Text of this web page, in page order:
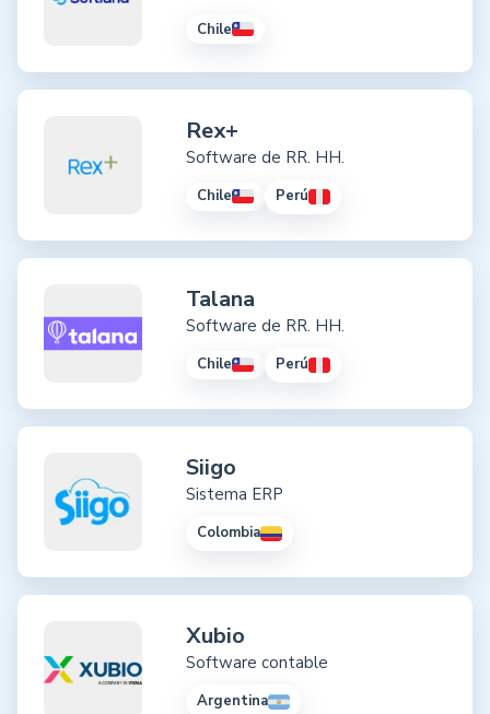
Chile
Chile Perú
Rex+
Software de RR. HH.
Chile Perú
Talana
Software de RR. HH.
Colombia
Siigo
Sistema ERP
Argentina
Xubio
Software contable